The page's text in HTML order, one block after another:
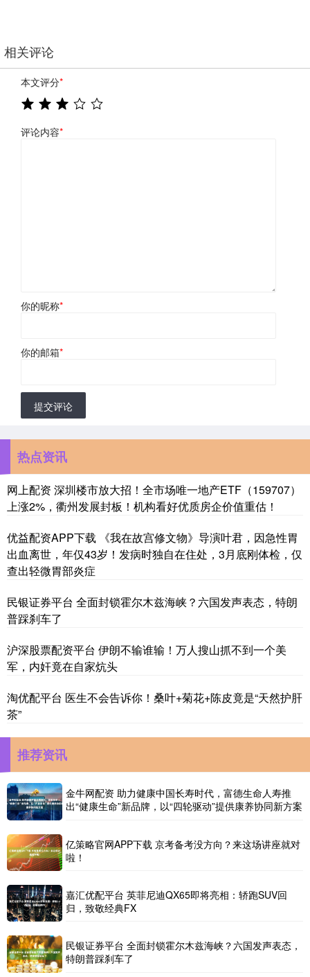
相关评论
本文评分*
评论内容*
你的昵称*
你的邮箱*
提交评论
热点资讯
网上配资 深圳楼市放大招！全市场唯一地产ETF（159707）
上涨2%，衢州发展封板！机构看好优质房企价值重估！
优益配资APP下载 《我在故宫修文物》导演叶君，因急性胃
出血离世，年仅43岁！发病时独自在住处，3月底刚体检，仅
查出轻微胃部炎症
民银证券平台 全面封锁霍尔木兹海峡？六国发声表态，特朗
普踩刹车了
沪深股票配资平台 伊朗不输谁输！万人搜山抓不到一个美
军，内奸竟在自家炕头
淘优配平台 医生不会告诉你！桑叶+菊花+陈皮竟是“天然护肝
茶”
推荐资讯
金牛网配资 助力健康中国长寿时代，富德生命人寿推
出“健康生命”新品牌，以“四轮驱动”提供康养协同新方案
亿策略官网APP下载 京考备考没方向？来这场讲座就对
啦！
嘉汇优配平台 英菲尼迪QX65即将亮相：轿跑SUV回
归，致敬经典FX
民银证券平台 全面封锁霍尔木兹海峡？六国发声表态，
特朗普踩刹车了